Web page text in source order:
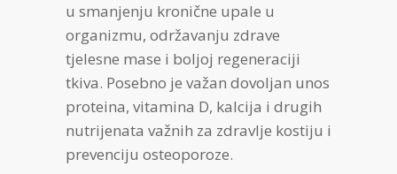
u smanjenju kronične upale u
organizmu, održavanju zdrave
tjelesne mase i boljoj regeneraciji
tkiva. Posebno je važan dovoljan unos
proteina, vitamina D, kalcija i drugih
nutrijenata važnih za zdravlje kostiju i
prevenciju osteoporoze.